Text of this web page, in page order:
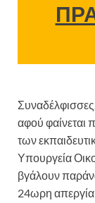
αφού φαίνεται
των
Υπουργεία
βγάλουν
24ωρη